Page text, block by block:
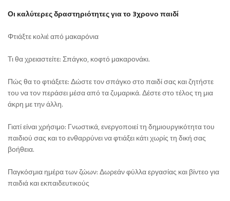
Οι καλύτερες δραστηριότητες για το 3χρονο παιδί
Φτιάξτε κολιέ από μακαρόνια
Τι θα χρειαστείτε: Σπάγκο, κοφτό μακαρονάκι.
Πώς θα το φτιάξετε: Δώστε τον σπάγκο στο παιδί σας και ζητήστε
του να τον περάσει μέσα από τα ζυμαρικά. Δέστε στο τέλος τη μια
άκρη με την άλλη.
Γιατί είναι χρήσιμο: Γνωστικά, ενεργοποιεί τη δημιουργικότητα του
παιδιού σας και το ενθαρρύνει να φτιάξει κάτι χωρίς τη δική σας
βοήθεια.
Παγκόσμια ημέρα των ζώων: Δωρεάν φύλλα εργασίας και βίντεο για
παιδιά και εκπαιδευτικούς